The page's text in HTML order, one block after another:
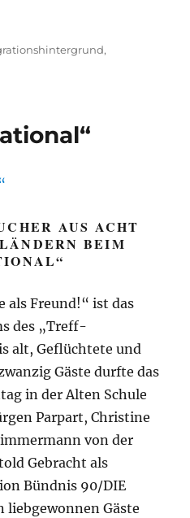
,
AUS ACHT
BEIM
als Freund!“ ist das
des „Treff-
alt, Geflüchtete und
Gäste durfte das
in der Alten Schule
Parpart, Christine
von der
Gebracht als
Bündnis 90/DIE
liebgewonnen Gäste